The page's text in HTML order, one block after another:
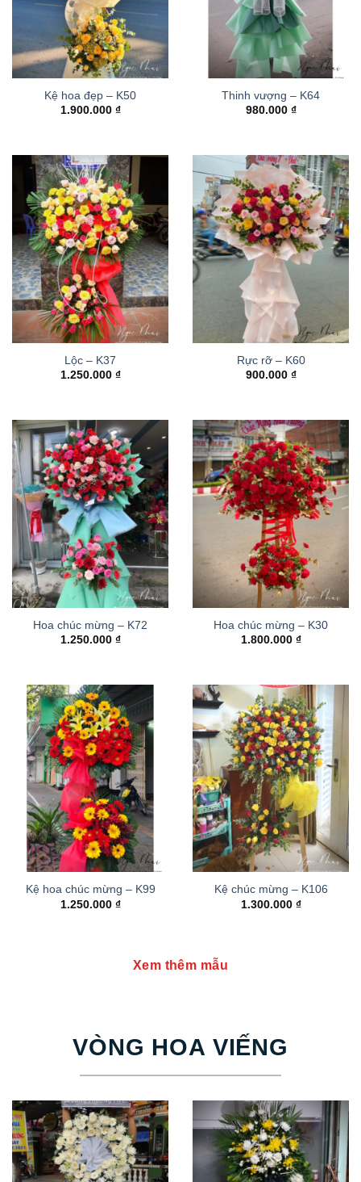
Kệ hoa đẹp – K50
1.900.000 ₫
Thinh vượng – K64
980.000 ₫
Lộc – K37
1.250.000 ₫
Rực rỡ – K60
900.000 ₫
Hoa chúc mừng – K72
1.250.000 ₫
Hoa chúc mừng – K30
1.800.000 ₫
Kệ hoa chúc mừng – K99
1.250.000 ₫
Kệ chúc mừng – K106
1.300.000 ₫
Xem thêm mẫu
VÒNG HOA VIẾNG